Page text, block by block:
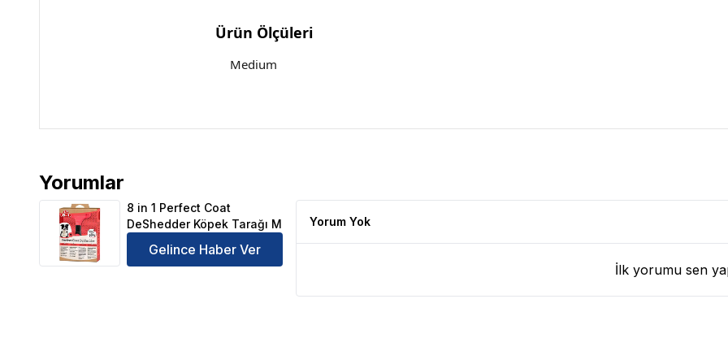
Ürün Ölçüleri
Medium
Yorumlar
8 in 1 Perfect Coat DeShedder Köpek Tarağı M Ürün Yorumları
8 in 1 Perfect Coat
DeShedder Köpek Tarağı M
Gelince Haber Ver
Yorum Yok
İlk yorumu sen